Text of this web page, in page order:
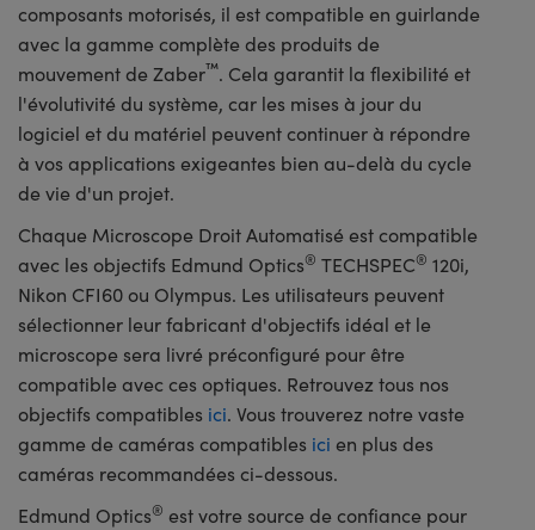
composants motorisés, il est compatible en guirlande
avec la gamme complète des produits de
mouvement de Zaber™. Cela garantit la flexibilité et
l'évolutivité du système, car les mises à jour du
logiciel et du matériel peuvent continuer à répondre
à vos applications exigeantes bien au-delà du cycle
de vie d'un projet.
Chaque Microscope Droit Automatisé est compatible
avec les objectifs Edmund Optics® TECHSPEC® 120i,
Nikon CFI60 ou Olympus. Les utilisateurs peuvent
sélectionner leur fabricant d'objectifs idéal et le
microscope sera livré préconfiguré pour être
compatible avec ces optiques. Retrouvez tous nos
objectifs compatibles ici. Vous trouverez notre vaste
gamme de caméras compatibles ici en plus des
caméras recommandées ci-dessous.
Edmund Optics® est votre source de confiance pour